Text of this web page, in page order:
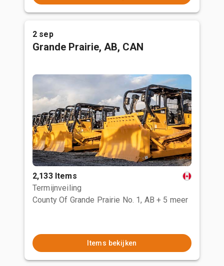
2 sep
Grande Prairie, AB, CAN
2,133 Items
Termijnveiling
County Of Grande Prairie No. 1, AB + 5 meer
Items bekijken